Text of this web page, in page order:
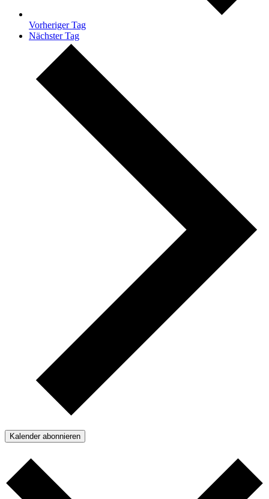
Vorheriger Tag
Nächster Tag
Kalender abonnieren